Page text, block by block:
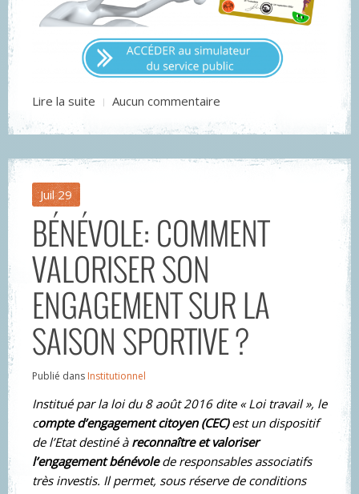
Lire la suite Aucun commentaire
Juil 29
BÉNÉVOLE: COMMENT
VALORISER SON
ENGAGEMENT SUR LA
SAISON SPORTIVE ?
Publié dans Institutionnel
Institué par la loi du 8 août 2016 dite « Loi travail », le
compte d’engagement citoyen (CEC)est un dispositif
de l’Etat destiné à reconnaître et valoriser
l’engagement bénévolede responsables associatifs
très investis. Il permet, sous réserve de conditions